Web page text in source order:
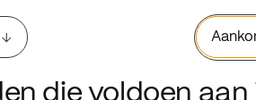
die voldoen